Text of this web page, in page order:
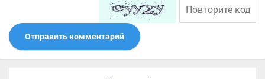
Отправить комментарий